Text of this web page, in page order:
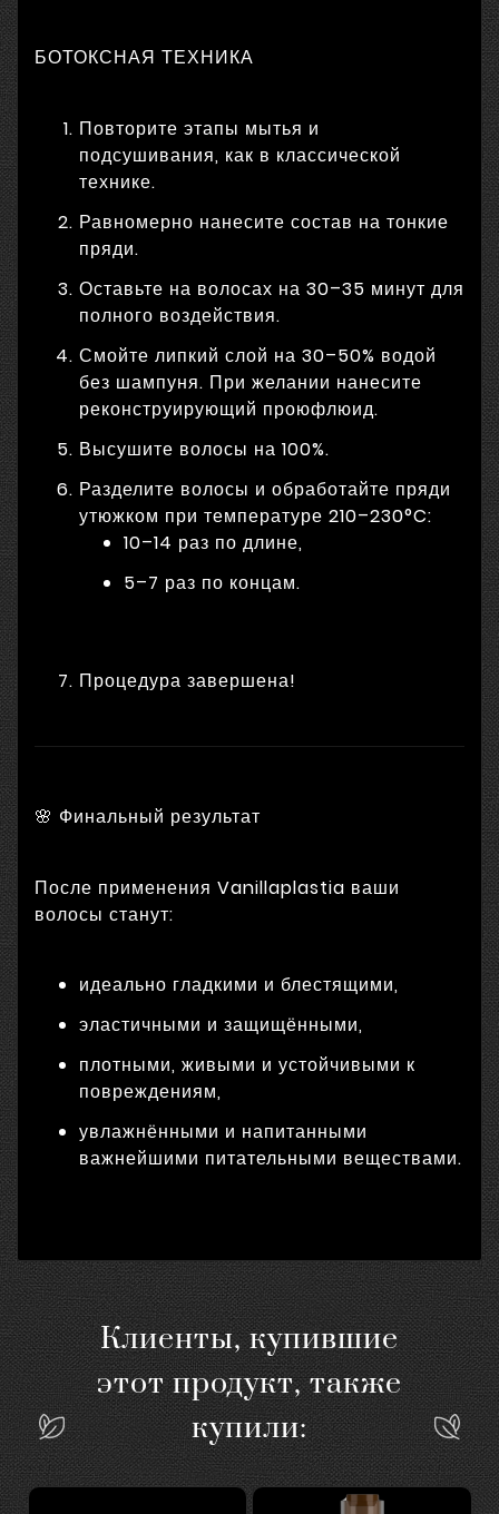
БОТОКСНАЯ ТЕХНИКА
Повторите этапы мытья и
подсушивания, как в классической
технике.
Равномерно нанесите состав на тонкие
пряди.
Оставьте на волосах на 30–35 минут для
полного воздействия.
Смойте липкий слой на 30–50% водой
без шампуня. При желании нанесите
реконструирующий проюфлюид.
Высушите волосы на 100%.
Разделите волосы и обработайте пряди
утюжком при температуре 210–230°C:
10–14 раз по длине,
5–7 раз по концам.
Процедура завершена!
🌸 Финальный результат
После применения Vanillaplastia ваши
волосы станут:
идеально гладкими и блестящими,
эластичными и защищёнными,
плотными, живыми и устойчивыми к
повреждениям,
увлажнёнными и напитанными
важнейшими питательными веществами.
Клиенты, купившие
этот продукт, также
купили: